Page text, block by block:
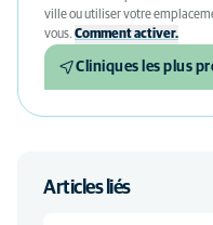
ville ou utiliser votre
vous. Comment activer.
Cliniques les plus
Articles liés